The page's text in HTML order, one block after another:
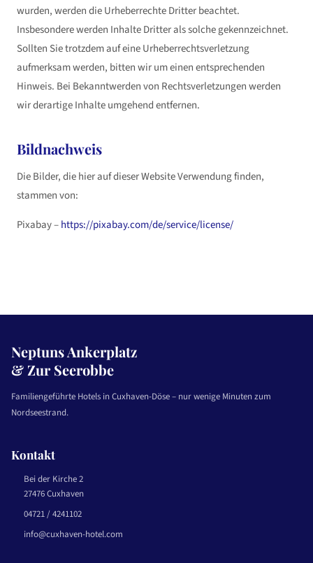
wurden, werden die Urheberrechte Dritter beachtet.
Insbesondere werden Inhalte Dritter als solche gekennzeichnet.
Sollten Sie trotzdem auf eine Urheberrechtsverletzung
aufmerksam werden, bitten wir um einen entsprechenden
Hinweis. Bei Bekanntwerden von Rechtsverletzungen werden
wir derartige Inhalte umgehend entfernen.
Bildnachweis
Die Bilder, die hier auf dieser Website Verwendung finden,
stammen von:
Pixabay –https://pixabay.com/de/service/license/
Neptuns Ankerplatz
& Zur Seerobbe
Familiengeführte Hotels in Cuxhaven-Döse – nur wenige Minuten zum
Nordseestrand.
Kontakt
Bei der Kirche 2
27476 Cuxhaven
04721 / 4241102
info@cuxhaven-hotel.com